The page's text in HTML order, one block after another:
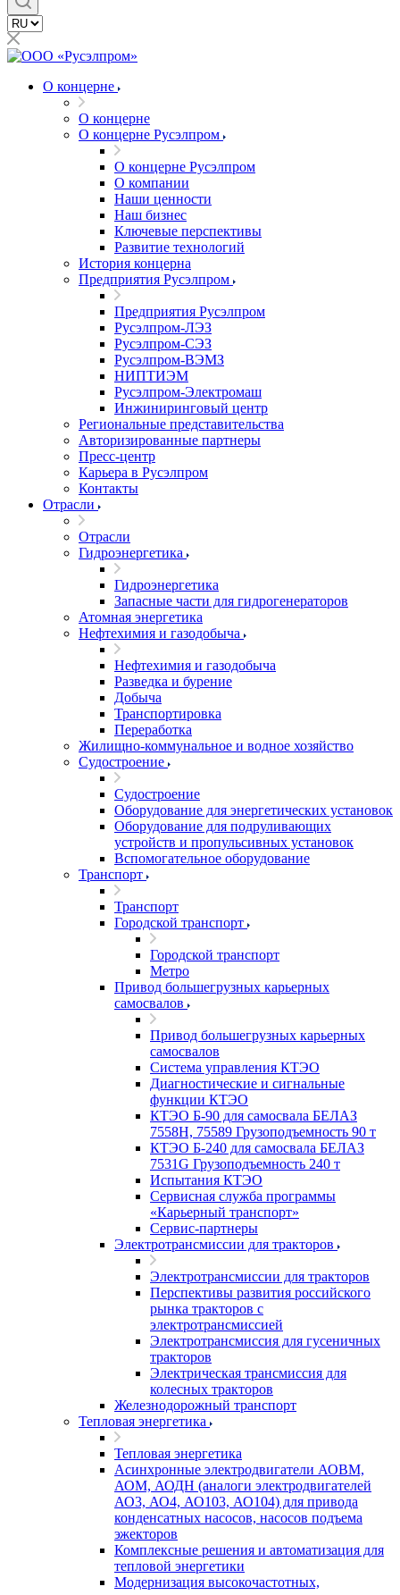
О концерне
О концерне
О концерне Русэлпром
О концерне Русэлпром
О компании
Наши ценности
Наш бизнес
Ключевые перспективы
Развитие технологий
История концерна
Предприятия Русэлпром
Предприятия Русэлпром
Русэлпром-ЛЭЗ
Русэлпром-СЭЗ
Русэлпром-ВЭМЗ
НИПТИЭМ
Русэлпром-Электромаш
Инжиниринговый центр
Региональные представительства
Авторизированные партнеры
Пресс-центр
Карьера в Русэлпром
Контакты
Отрасли
Отрасли
Гидроэнергетика
Гидроэнергетика
Запасные части для гидрогенераторов
Атомная энергетика
Нефтехимия и газодобыча
Нефтехимия и газодобыча
Разведка и бурение
Добыча
Транспортировка
Переработка
Жилищно-коммунальное и водное хозяйство
Судостроение
Судостроение
Оборудование для энергетических установок
Оборудование для подруливающих
устройств и пропульсивных установок
Вспомогательное оборудование
Транспорт
Транспорт
Городской транспорт
Городской транспорт
Метро
Привод большегрузных карьерных
самосвалов
Привод большегрузных карьерных
самосвалов
Система управления КТЭО
Диагностические и сигнальные
функции КТЭО
КТЭО Б-90 для самосвала БЕЛАЗ
7558H, 75589 Грузоподъемность 90 т
КТЭО Б-240 для самосвала БЕЛАЗ
7531G Грузоподъемность 240 т
Испытания КТЭО
Сервисная служба программы
«Карьерный транспорт»
Сервис-партнеры
Электротрансмиссии для тракторов
Электротрансмиссии для тракторов
Перспективы развития российского
рынка тракторов с
электротрансмиссией
Электротрансмиссия для гусеничных
тракторов
Электрическая трансмиссия для
колесных тракторов
Железнодорожный транспорт
Тепловая энергетика
Тепловая энергетика
Асинхронные электродвигатели АОВМ,
АОМ, АОДН (аналоги электродвигателей
АО3, АО4, АО103, АО104) для привода
конденсатных насосов, насосов подъема
эжекторов
Комплексные решения и автоматизация для
тепловой энергетики
Модернизация высокочастотных,